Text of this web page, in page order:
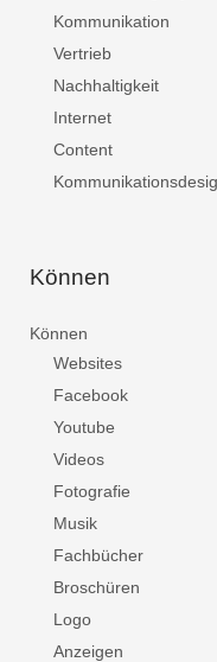
Kommunikation
Vertrieb
Nachhaltigkeit
Internet
Content
Können
Können
Websites
Facebook
Youtube
Videos
Fotografie
Musik
Fachbücher
Broschüren
Logo
Anzeigen